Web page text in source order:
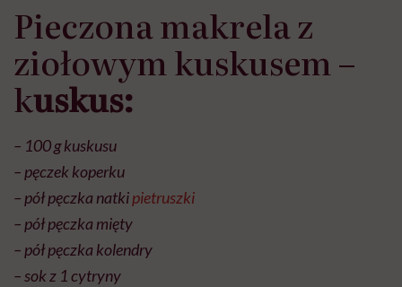
Pieczona makrela z
ziołowym kuskusem –
kuskus:
– 100 g kuskusu
– pęczek koperku
– pół pęczka natkipietruszki
– pół pęczka mięty
– pół pęczka kolendry
– sok z 1 cytryny